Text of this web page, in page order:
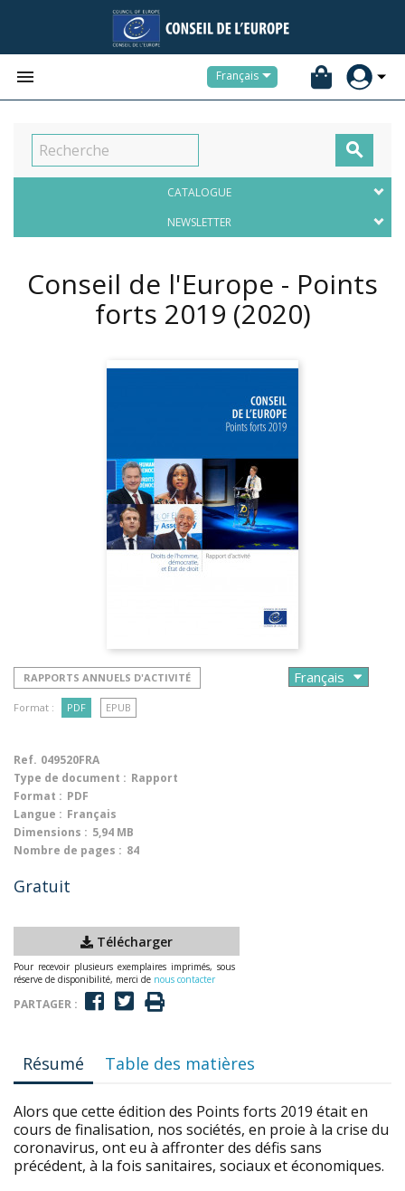
 Français

CATALOGUE
NEWSLETTER
Conseil de l'Europe - Points
forts 2019 (2020)
RAPPORTS ANNUELS D'ACTIVITÉ
Format : PDF EPUB
Ref. 049520FRA
Type de document : Rapport
Format : PDF
Langue : Français
Dimensions : 5,94 MB
Nombre de pages : 84
Gratuit
Télécharger
Pour recevoir plusieurs exemplaires imprimés, sous
réserve de disponibilité, merci de nous contacter
PARTAGER :
Résumé Table des matières
Alors que cette édition des Points forts 2019 était en
cours de finalisation, nos sociétés, en proie à la crise du
coronavirus, ont eu à affronter des défis sans
précédent, à la fois sanitaires, sociaux et économiques.